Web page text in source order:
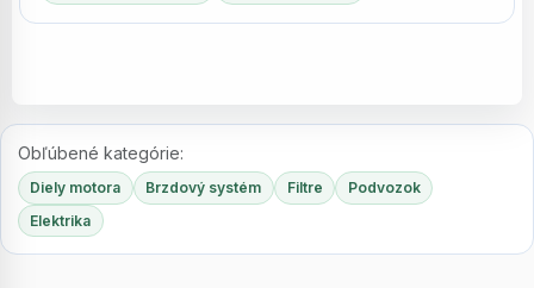
Obľúbené kategórie:
Diely motora Brzdový systém Filtre
Podvozok
Elektrika